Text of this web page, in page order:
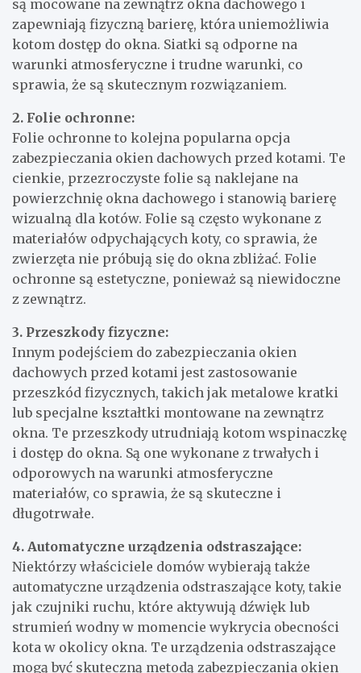
są mocowane na zewnątrz okna dachowego i
zapewniają fizyczną barierę, która uniemożliwia
kotom dostęp do okna. Siatki są odporne na
warunki atmosferyczne i trudne warunki, co
sprawia, że są skutecznym rozwiązaniem.
2. Folie ochronne:
Folie ochronne to kolejna popularna opcja
zabezpieczania okien dachowych przed kotami. Te
cienkie, przezroczyste folie są naklejane na
powierzchnię okna dachowego i stanowią barierę
wizualną dla kotów. Folie są często wykonane z
materiałów odpychających koty, co sprawia, że
zwierzęta nie próbują się do okna zbliżać. Folie
ochronne są estetyczne, ponieważ są niewidoczne
z zewnątrz.
3. Przeszkody fizyczne:
Innym podejściem do zabezpieczania okien
dachowych przed kotami jest zastosowanie
przeszkód fizycznych, takich jak metalowe kratki
lub specjalne kształtki montowane na zewnątrz
okna. Te przeszkody utrudniają kotom wspinaczkę
i dostęp do okna. Są one wykonane z trwałych i
odporowych na warunki atmosferyczne
materiałów, co sprawia, że są skuteczne i
długotrwałe.
4. Automatyczne urządzenia odstraszające:
Niektórzy właściciele domów wybierają także
automatyczne urządzenia odstraszające koty, takie
jak czujniki ruchu, które aktywują dźwięk lub
strumień wodny w momencie wykrycia obecności
kota w okolicy okna. Te urządzenia odstraszające
mogą być skuteczną metodą zabezpieczania okien